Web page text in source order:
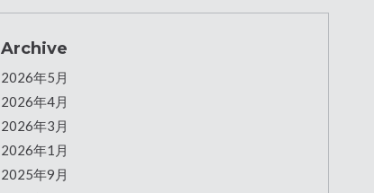
Archive
2026年5月
2026年4月
2026年3月
2026年1月
2025年9月